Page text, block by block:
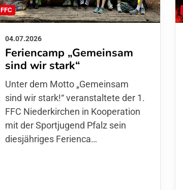
FFC
04.07.2026
Feriencamp „Gemeinsam
sind wir stark“
Unter dem Motto „Gemeinsam sind
wir stark!“ veranstaltete der 1. FFC
Niederkirchen in Kooperation mit
der Sportjugend Pfalz sein
diesjähriges Ferienca…